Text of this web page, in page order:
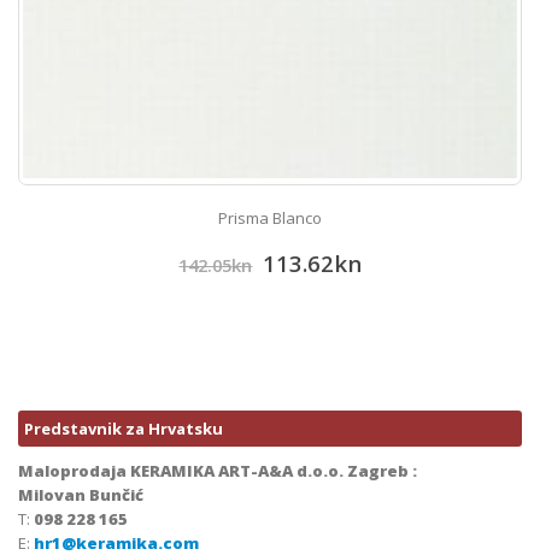
Prisma Blanco
142.05kn 113.62kn
Predstavnik za Hrvatsku
Maloprodaja KERAMIKA ART-A&A d.o.o. Zagreb :
Milovan Bunčić
T: 098 228 165
E: hr1@keramika.com